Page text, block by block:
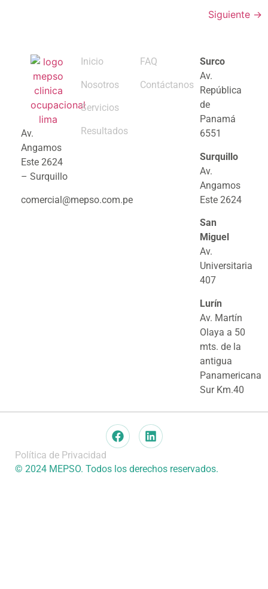
Siguiente →
Av.
Angamos
Este 2624
– Surquillo
comercial@mepso.com.pe
Inicio
Nosotros
Servicios
Resultados
FAQ
Contáctanos
Surco
Av.
República
de
Panamá
6551
Surquillo
Av.
Angamos
Este 2624
San
Miguel
Av.
Universitaria
407
Lurín
Av. Martín
Olaya a 50
mts. de la
antigua
Panamericana
Sur Km.40
Política de Privacidad
© 2024 MEPSO. Todos los derechos reservados.